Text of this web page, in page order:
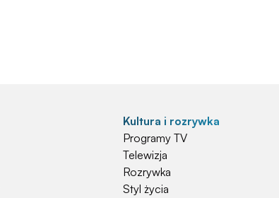
Kultura i rozrywka
Programy TV
Telewizja
Rozrywka
Styl życia